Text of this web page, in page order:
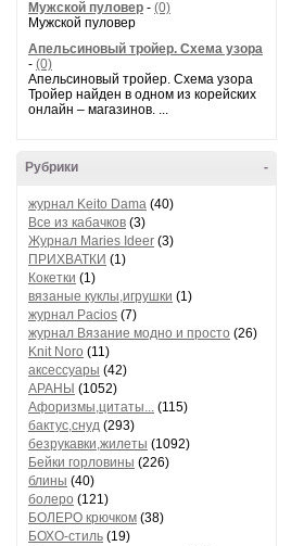
Мужской пуловер - (0)
Мужской пуловер
Апельсиновый тройер. Схема узора
- (0)
Апельсиновый тройер. Схема узора
Тройер найден в одном из корейских
онлайн – магазинов. ...
-
Рубрики
журнал Keito Dama (40)
Все из кабачков (3)
Журнал Maries Ideer (3)
ПРИХВАТКИ (1)
Кокетки (1)
вязаные куклы,игрушки (1)
журнал Pacios (7)
журнал Вязание модно и просто (26)
Knit Noro (11)
аксессуары (42)
АРАНЫ (1052)
Афоризмы,цитаты... (115)
бактус,снуд (293)
безрукавки,жилеты (1092)
Бейки горловины (226)
блины (40)
болеро (121)
БОЛЕРО крючком (38)
БОХО-стиль (19)